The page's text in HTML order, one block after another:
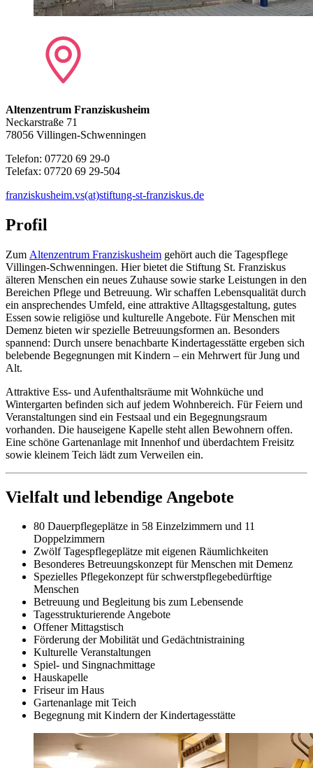
Altenzentrum Franziskusheim
Neckarstraße 71
78056 Villingen-Schwenningen
Telefon: 07720 69 29-0
Telefax: 07720 69 29-504
franziskusheim.vs(at)stiftung-st-franziskus.de
Profil
Zum Altenzentrum Franziskusheim gehört auch die Tagespflege
Villingen-Schwenningen. Hier bietet die Stiftung St. Franziskus
älteren Menschen ein neues Zuhause sowie starke Leistungen in den
Bereichen Pflege und Betreuung. Wir schaffen Lebensqualität durch
ein ansprechendes Umfeld, eine attraktive Alltagsgestaltung, gutes
Essen sowie religiöse und kulturelle Angebote. Für Menschen mit
Demenz bieten wir spezielle Betreuungsformen an. Besonders
spannend: Durch unsere benachbarte Kindertagesstätte ergeben sich
belebende Begegnungen mit Kindern – ein Mehrwert für Jung und
Alt.
Attraktive Ess- und Aufenthaltsräume mit Wohnküche und
Wintergarten befinden sich auf jedem Wohnbereich. Für Feiern und
Veranstaltungen sind ein Festsaal und ein Begegnungsraum
vorhanden. Die hauseigene Kapelle steht allen Bewohnern offen.
Eine schöne Gartenanlage mit Innenhof und überdachtem Freisitz
sowie kleinem Teich lädt zum Verweilen ein.
Vielfalt und lebendige Angebote
80 Dauerpflegeplätze in 58 Einzelzimmern und 11
Doppelzimmern
Zwölf Tagespflegeplätze mit eigenen Räumlichkeiten
Besonderes Betreuungskonzept für Menschen mit Demenz
Spezielles Pflegekonzept für schwerstpflegebedürftige
Menschen
Betreuung und Begleitung bis zum Lebensende
Tagesstrukturierende Angebote
Offener Mittagstisch
Förderung der Mobilität und Gedächtnistraining
Kulturelle Veranstaltungen
Spiel- und Singnachmittage
Hauskapelle
Friseur im Haus
Gartenanlage mit Teich
Begegnung mit Kindern der Kindertagesstätte